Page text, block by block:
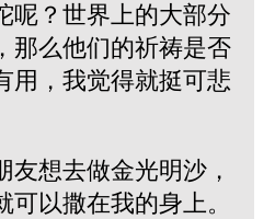
呢？世界上的大部分
那么他们的祈祷是否
用，我觉得就挺可悲
友想去做金光明沙，
以撒在我的身上。